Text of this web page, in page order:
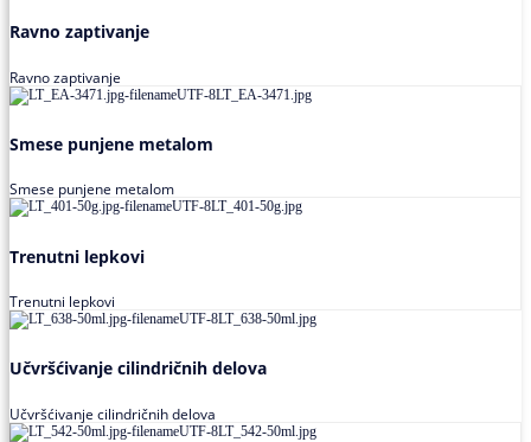
Ravno zaptivanje
Ravno zaptivanje
Smese punjene metalom
Smese punjene metalom
Trenutni lepkovi
Trenutni lepkovi
Učvršćivanje cilindričnih delova
Učvršćivanje cilindričnih delova